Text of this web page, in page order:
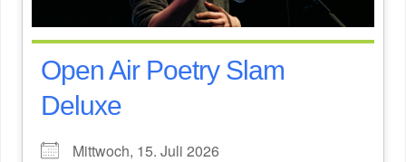
Open Air Poetry Slam
Deluxe
Mittwoch, 15. Juli 2026